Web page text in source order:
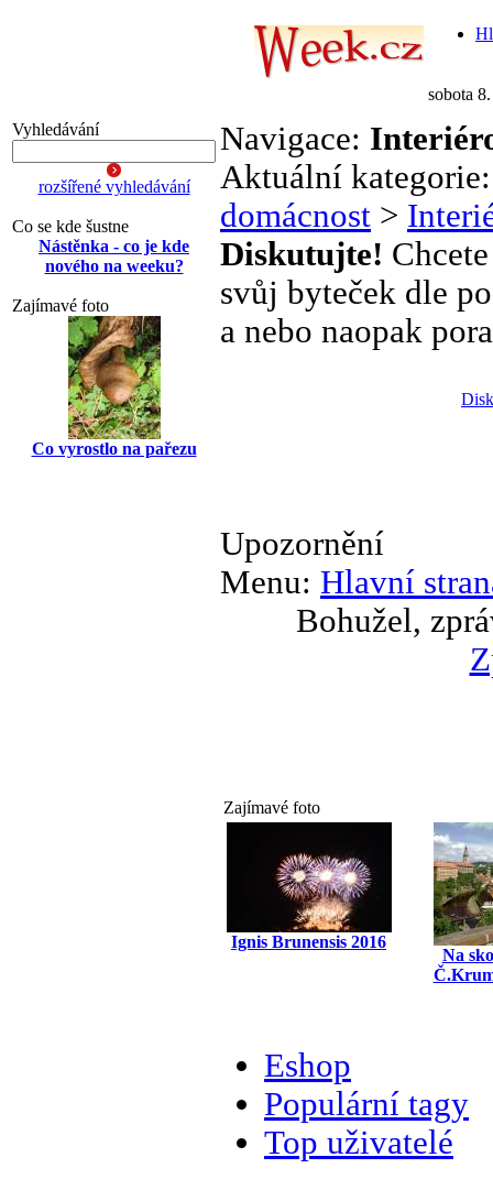
sobota
Vyhledávání
rozšířené vyhledávání
Co se kde šustne
Nástěnka - co je kde
nového na weeku?
Zajímavé foto
Co vyrostlo na pařezu
Navigace:
Aktuální
domácnost >
Diskutujte!
svůj byteček dle
a nebo naopak
Upozornění
Menu: Hlavní
Bohužel,
Zajímavé foto
Ignis Brunensis 2016
Na
Eshop
Populární tagy
Top uživatelé